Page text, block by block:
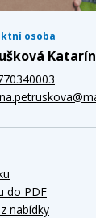
osoba
do PDF
nabídky